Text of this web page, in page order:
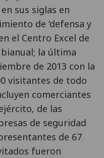
sus siglas en
de ‘defensa y
el Centro Excel de
bianual; la última
de 2013 con la
visitantes de todo
comerciantes
de las
de seguridad
de 67
fueron